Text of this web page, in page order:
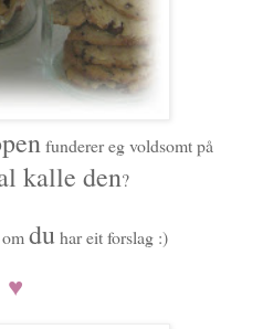
funderer eg voldsomt på
kalle den?
duhar eit forslag :)
♥